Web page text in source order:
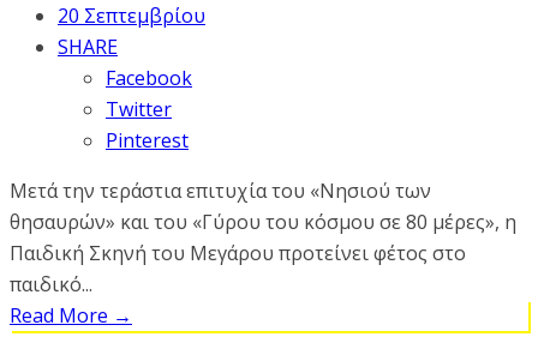
20 Σεπτεμβρίου
SHARE
Facebook
Twitter
Pinterest
Μετά την τεράστια επιτυχία του «Νησιού των
θησαυρών» και του «Γύρου του κόσμου σε 80 μέρες», η
Παιδική Σκηνή του Μεγάρου προτείνει φέτος στο
παιδικό...
Read More →